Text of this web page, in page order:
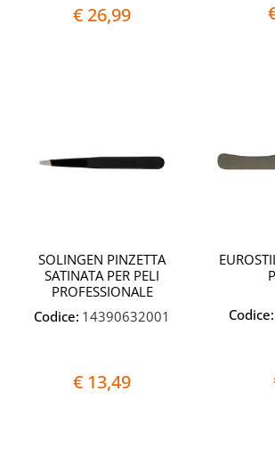
€ 26,99
SOLINGEN PINZETTA
SATINATA PER PELI
PROFESSIONALE
Codice: 14390632001
€ 13,49
Codice: